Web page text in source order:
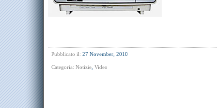
Pubblicato il: 27 November, 2010
Categoria: Notizie Video